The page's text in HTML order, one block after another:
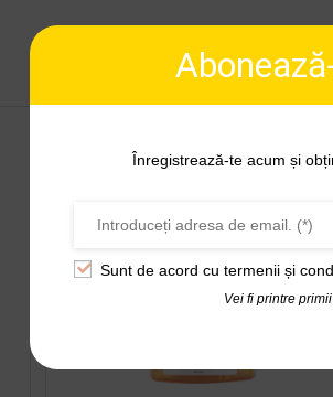
Înregistrează-te acum și
Sunt de acord cu termenii și
Vei fi printre